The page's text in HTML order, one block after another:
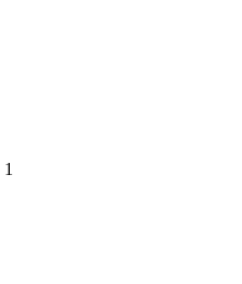
1